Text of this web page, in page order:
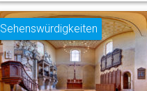
Sehenswürdigkeiten